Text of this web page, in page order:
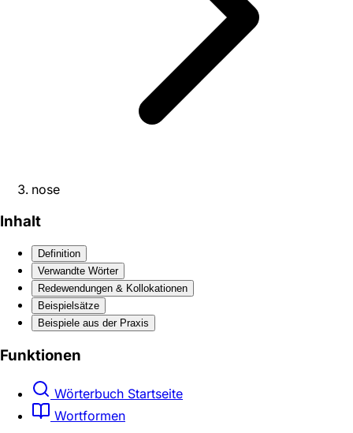
nose
Inhalt
Definition
Verwandte Wörter
Redewendungen & Kollokationen
Beispielsätze
Beispiele aus der Praxis
Funktionen
Wörterbuch Startseite
Wortformen